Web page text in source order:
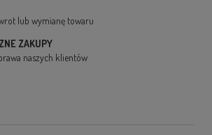
lub wymianę towaru
ZAKUPY
naszych klientów